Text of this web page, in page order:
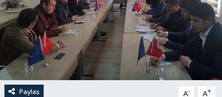
Paylaş A- A+